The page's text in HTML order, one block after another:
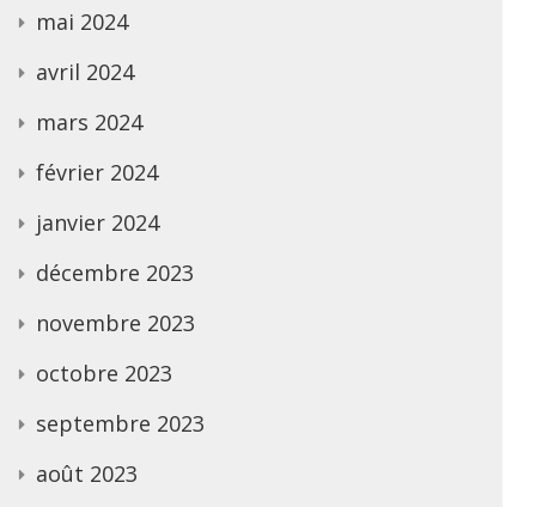
mai 2024
avril 2024
mars 2024
février 2024
janvier 2024
décembre 2023
novembre 2023
octobre 2023
septembre 2023
août 2023